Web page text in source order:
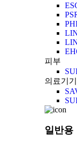
피부
의료기기
일반용